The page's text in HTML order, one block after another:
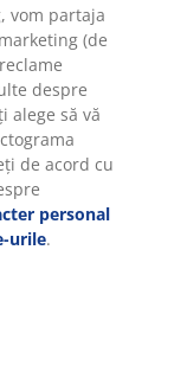
vom partaja
(de
despre
alege să vă
de acord cu
personal
urile.